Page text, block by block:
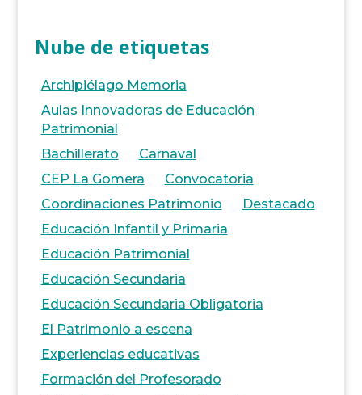
Nube de etiquetas
Archipiélago Memoria
Aulas Innovadoras de Educación
Patrimonial
Bachillerato
Carnaval
CEP La Gomera
Convocatoria
Coordinaciones Patrimonio
Destacado
Educación Infantil y Primaria
Educación Patrimonial
Educación Secundaria
Educación Secundaria Obligatoria
El Patrimonio a escena
Experiencias educativas
Formación del Profesorado